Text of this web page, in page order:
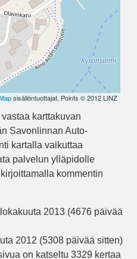
sisällöntuottajat, Points © 2012 LINZ
karttakuvan
Savonlinnan Auto-
kartalla vaikuttaa
palvelun ylläpidolle
kommentin
2013 (4676 päivää
2012 (5308 päivää sitten)
on katseltu 3329 kertaa